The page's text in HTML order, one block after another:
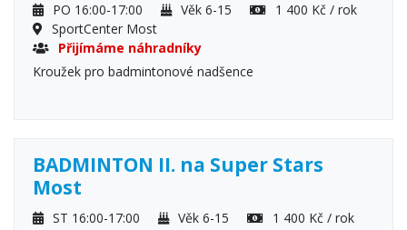
PO 16:00-17:00 Věk 6-15
1 400 Kč / rok
SportCenter Most
Přijímáme náhradníky
Kroužek pro badmintonové nadšence
BADMINTON II. na Super Stars
Most
ST 16:00-17:00 Věk 6-15
1 400 Kč / rok